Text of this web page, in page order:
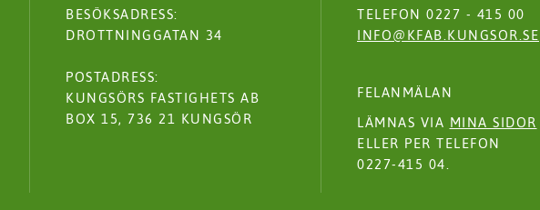
BESÖKSADRESS:
DROTTNINGGATAN 34
POSTADRESS:
KUNGSÖRS FASTIGHETS AB
BOX 15, 736 21 KUNGSÖR
TELEFON 0227 - 415 00
INFO@KFAB.KUNGSOR.SE
FELANMÄLAN
LÄMNAS VIA MINA SIDOR
ELLER PER TELEFON
0227-415 04.